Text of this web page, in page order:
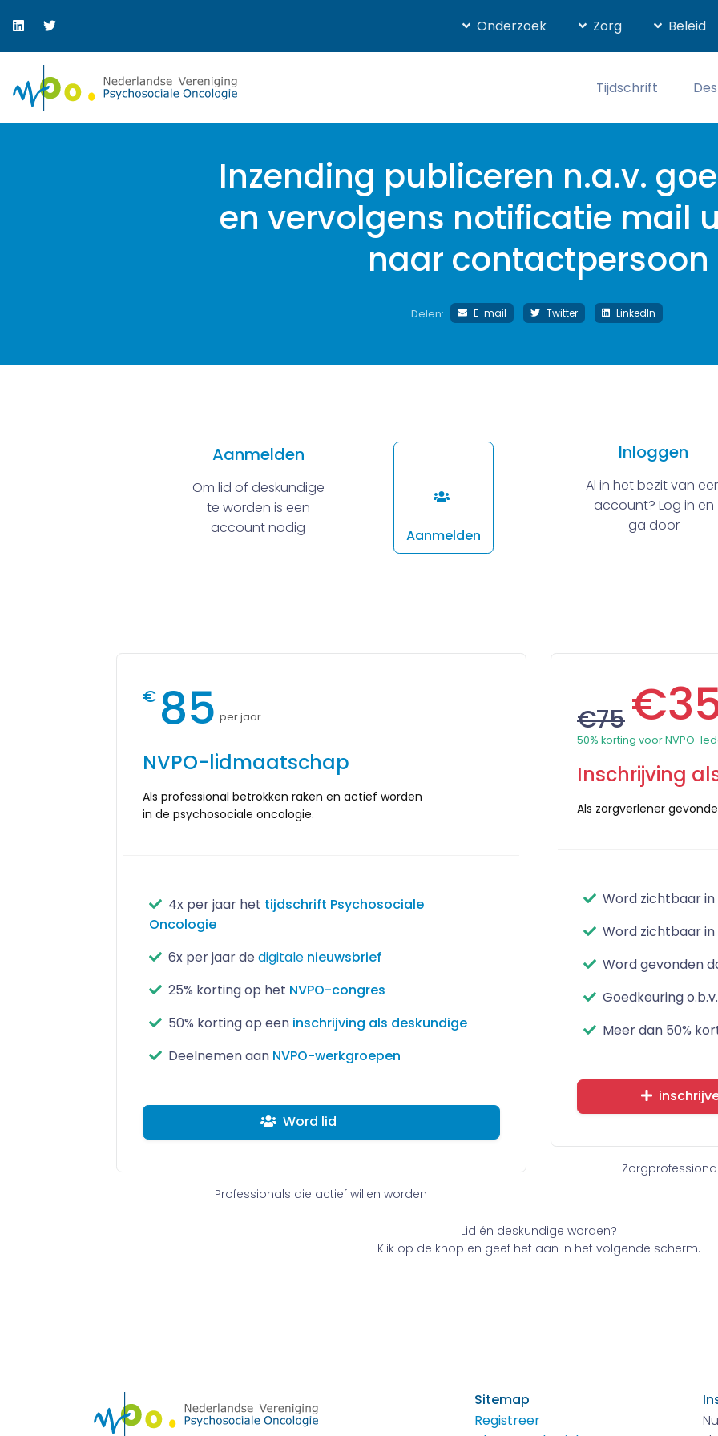
Onderzoek Zorg Beleid
Tijdschrift
Inzending publiceren n.a.v.
en vervolgens notificatie mail
naar contactpersoon
Delen: E-mail Twitter LinkedIn
Aanmelden
Om lid of deskundige
te worden is een
account nodig
Aanmelden
Inloggen
Al in het bezit van
account? Log in en
ga door
€ 85 per jaar
NVPO-lidmaatschap
Als professional betrokken raken en actief worden
in de psychosociale oncologie.
4x per jaar het tijdschrift Psychosociale
Oncologie
6x per jaar de digitale nieuwsbrief
25% korting op het NVPO-congres
50% korting op een inschrijving als deskundige
Deelnemen aan NVPO-werkgroepen
Word lid
Professionals die actief willen worden
€75
50% korting voor NVPO-
Inschrijving
Als zorgverlener
Word zichtbaar
Word zichtbaar in
Word gevonden
Goedkeuring o.b.v.
Meer dan 50%
Lid én deskundige worden?
Klik op de knop en geef het aan in het volgende scherm.
Sitemap
Registreer